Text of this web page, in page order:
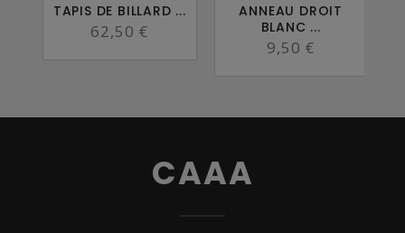
TAPIS DE BILLARD ...
62,50 €
ANNEAU DROIT
BLANC ...
9,50 €
CAAA